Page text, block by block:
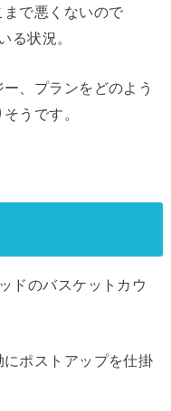
で悪くないので
る状況。
、プランをどのよう
うです。
ドのバスケットカウ
ポストアップを仕掛